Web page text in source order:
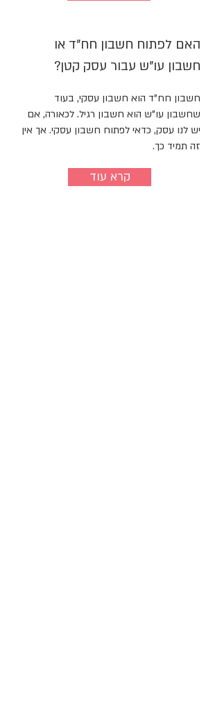
האם לפתוח חשבון חח"ד או
חשבון עו"ש עבור עסק קטן?
חשבון חח"ד הוא חשבון עסקי, בעוד
שחשבון עו"ש הוא חשבון רגיל. לכאורה, אם
יש לנו עסק, כדאי לפתוח חשבון עסקי. אך אין
זה תמיד כך.
קרא עוד